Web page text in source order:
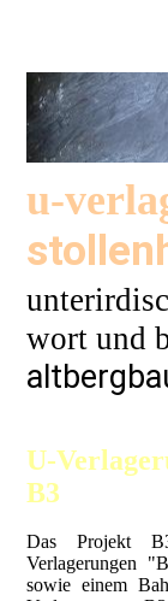
u-
wort und
U-
B3
Das Projekt
Verlagerungen
sowie einem